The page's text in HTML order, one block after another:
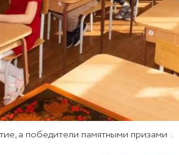
а победители памятными призами .